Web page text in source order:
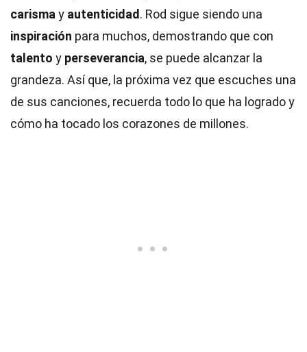
carisma y autenticidad . Rod sigue siendo una
inspiración para muchos, demostrando que con
talento y perseverancia, se puede alcanzar la
grandeza. Así que, la próxima vez que escuches una
de sus canciones, recuerda todo lo que ha logrado y
cómo ha tocado los corazones de millones.